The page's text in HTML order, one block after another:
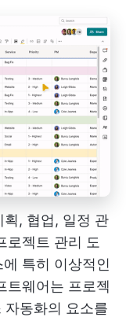
, 협업, 일정 관
로젝트 관리 도
특히 이상적인
트웨어는 프로젝
자동화의 요소를